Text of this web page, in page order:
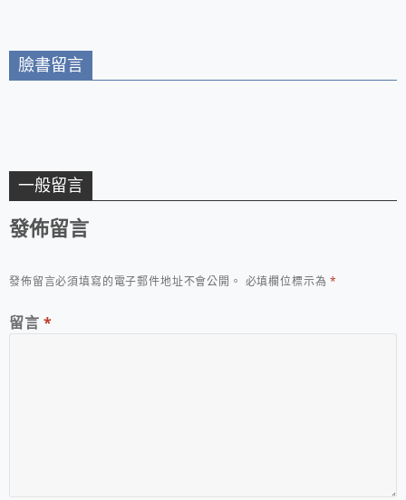
臉書留言
一般留言
發佈留言
發佈留言必須填寫的電子郵件地址不會公開。 必填欄位標示為*
留言 *